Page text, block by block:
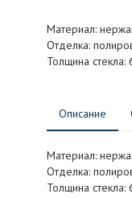
Материал:
Отделка:
Толщина
Описание
Материал:
Отделка:
Толщина